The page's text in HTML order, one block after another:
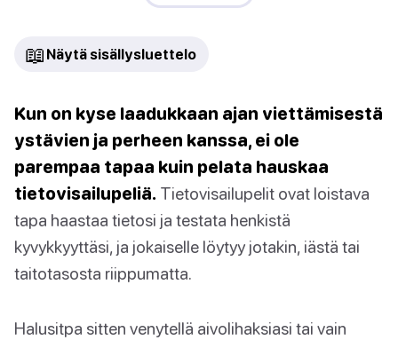
📖 Näytä sisällysluettelo
Kun on kyse laadukkaan ajan viettämisestä
ystävien ja perheen kanssa, ei ole
parempaa tapaa kuin pelata hauskaa
tietovisailupeliä. Tietovisailupelit ovat loistava
tapa haastaa tietosi ja testata henkistä
kyvykkyyttäsi, ja jokaiselle löytyy jotakin, iästä tai
taitotasosta riippumatta.
Halusitpa sitten venytellä aivolihaksiasi tai vain